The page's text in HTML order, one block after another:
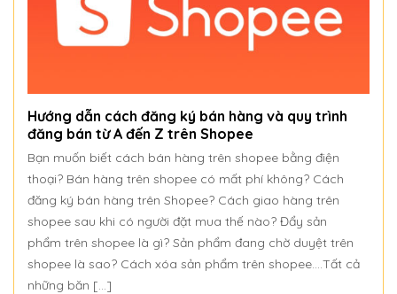
Hướng dẫn cách đăng ký bán hàng và quy trình
đăng bán từ A đến Z trên Shopee
Bạn muốn biết cách bán hàng trên shopee bằng điện
thoại? Bán hàng trên shopee có mất phí không? Cách
đăng ký bán hàng trên Shopee? Cách giao hàng trên
shopee sau khi có người đặt mua thế nào? Đẩy sản
phẩm trên shopee là gì? Sản phẩm đang chờ duyệt trên
shopee là sao? Cách xóa sản phẩm trên shopee….Tất cả
những băn […]